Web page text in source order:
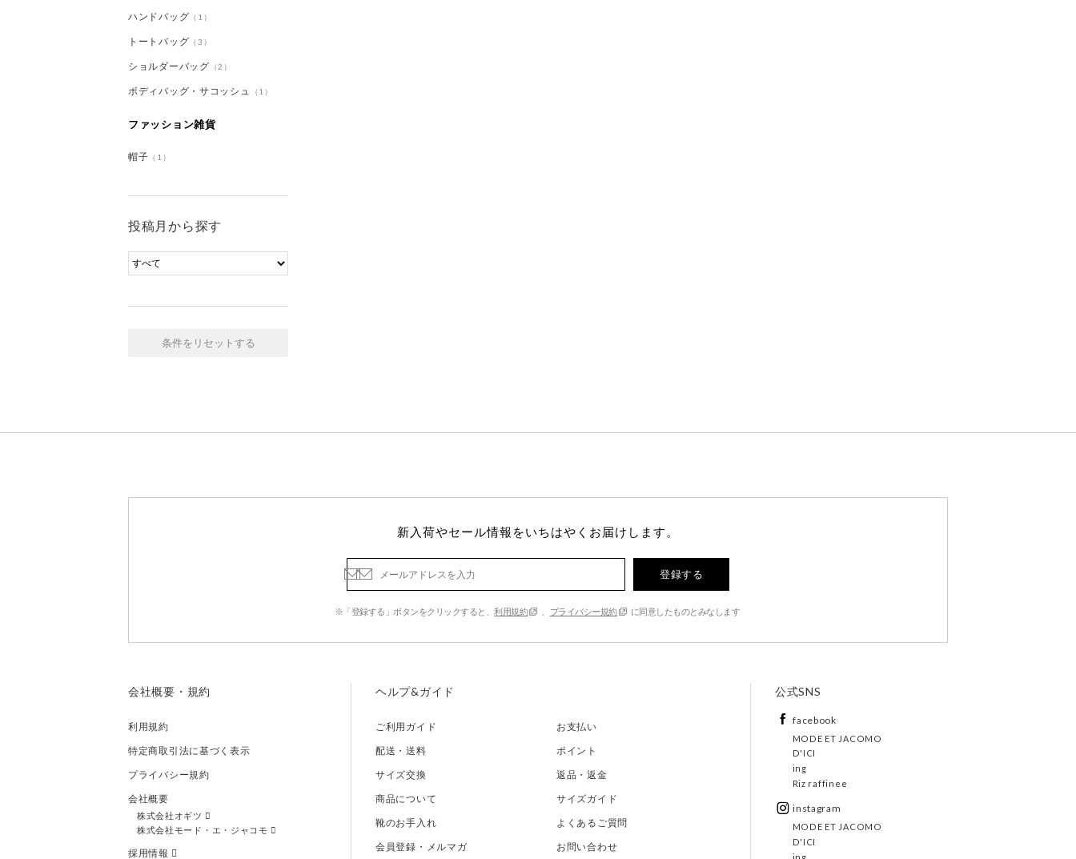
ハンドバッグ （1）
トートバッグ （3）
ショルダーバッグ （2）
ボディバッグ・サコッシュ （1）
ファッション雑貨
帽子 （1）
投稿月から探す
条件をリセットする
新入荷やセール情報をいちはやくお届けします。
登録する
※「登録する」ボタンをクリックすると、利用規約 プライバシー規約 に同意したものとみなします
会社概要・規約
利用規約
特定商取引法に基づく表示
プライバシー規約
会社概要
株式会社オギツ
株式会社モード・エ・ジャコモ
採用情報
ヘルプ&ガイド
ご利用ガイド
お支払い
配送・送料
ポイント
サイズ交換
返品・返金
商品について
サイズガイド
靴のお手入れ
よくあるご質問
会員登録・メルマガ
お問い合わせ
公式SNS
facebook
MODE ET JACOMO
D'ICI
ing
Riz raffinee
instagram
MODE ET JACOMO
D'ICI
ing